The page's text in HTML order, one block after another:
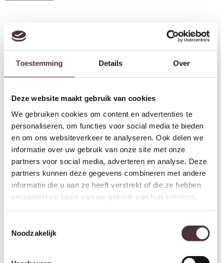
Toestemming Details Over
Deze website maakt gebruik van cookies
We gebruiken cookies om content en advertenties te
personaliseren, om functies voor social media te bieden
en om ons websiteverkeer te analyseren. Ook delen we
informatie over uw gebruik van onze site met onze
partners voor social media, adverteren en analyse. Deze
partners kunnen deze gegevens combineren met andere
informatie die u aan ze heeft verstrekt of die ze hebben
verzameld op basis van uw gebruik van hun services.
Noodzakelijk
Eleonora salontafel Edward
130x60x31 cm mangohout
399,00
Eleonora tv meubel Edward
160x40x61 cm mangohout